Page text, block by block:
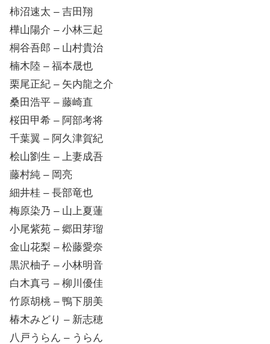
柿沼速太 – 吉田翔
樺山陽介 – 小林三起
桐谷吾郎 – 山村貴治
楠木陸 – 福本晟也
栗尾正紀 – 矢内龍之介
桑田浩平 – 藤崎直
桜田甲希 – 阿部考将
千葉翼 – 阿久津賀紀
桧山劉生 – 上妻成吾
藤村純 – 岡亮
細井桂 – 長部竜也
梅原染乃 – 山上夏蓮
小尾紫苑 – 郷田芽瑠
金山花梨 – 松藤愛奈
黒沢柚子 – 小林明音
白木真弓 – 柳川優佳
竹原胡桃 – 鴨下朋美
椿木みどり – 新志穂
八戸うらん – うらん